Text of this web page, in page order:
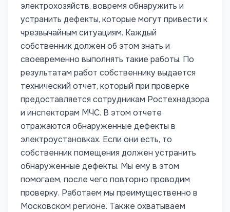
электрохозяйств, вовремя обнаружить и
устранить дефекты, которые могут привести к
чрезвычайным ситуациям. Каждый
собственник должен об этом знать и
своевременно выполнять такие работы. По
результатам работ собственнику выдается
технический отчет, который при проверке
предоставляется сотрудникам Ростехнадзора
и инспекторам МЧС. В этом отчете
отражаются обнаруженные дефекты в
электроустановках. Если они есть, то
собственник помещения должен устранить
обнаруженные дефекты. Мы ему в этом
помогаем, после чего повторно проводим
проверку. Работаем мы преимущественно в
Московском регионе. Также охватываем